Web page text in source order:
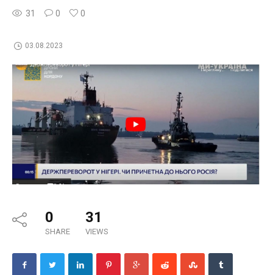
31 0 0
03.08.2023
0
SHARE
31
VIEWS